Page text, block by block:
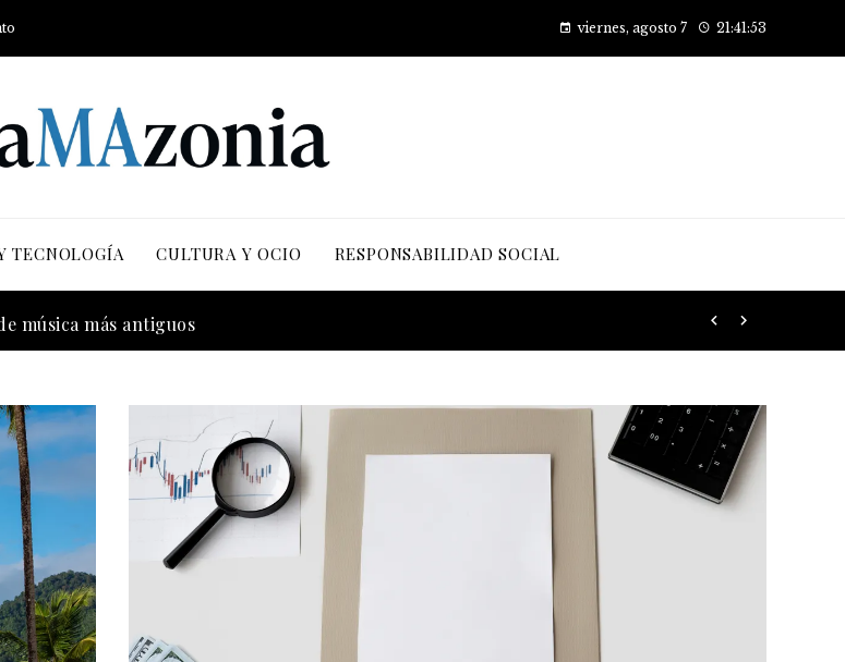
viernes, agosto 7 21:41:55
TECNOLOGÍA CULTURA Y OCIO RESPONSABILIDAD SOCIAL
con enfoque en justicia social y desarrollo sostenible